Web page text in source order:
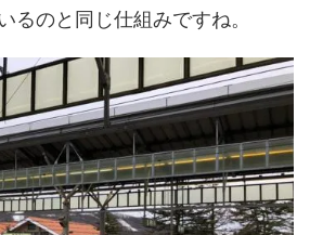
るのと同じ仕組みですね。